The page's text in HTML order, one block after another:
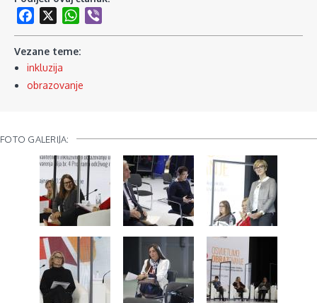
Facebook
WhatsApp
Vezane teme:
inkluzija
obrazovanje
FOTO GALERIJA: